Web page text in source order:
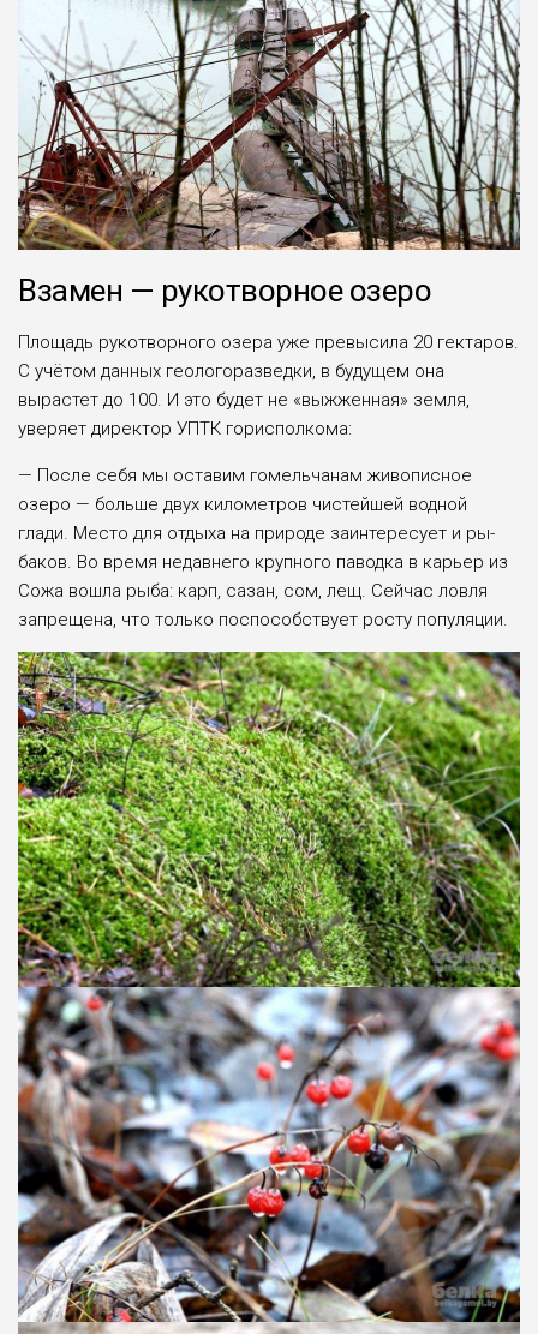
Взамен — рукотворное озеро
Площадь рукотворно­го озера уже превыси­ла 20 гектаров.
С учётом данных геологоразведки, в будущем она
вырастет до 100. И это будет не «вы­жженная» земля,
уверя­ет директор УПТК гори­сполкома:
— После себя мы оста­вим гомельчанам живо­писное
озеро — больше двух километров чистей­шей водной
глади. Ме­сто для отдыха на при­роде заинтересует и ры­
баков. Во время недавне­го крупного паводка в ка­рьер из
Сожа вошла рыба: карп, сазан, сом, лещ. Сейчас ловля
запрещена, что только поспособству­ет росту популяции.